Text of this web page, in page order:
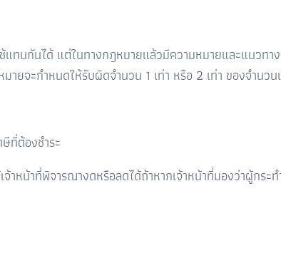
แทนกันได้ แต่ในทางกฎหมายแล้วมีความหมายและแนวท
จะกำหนดให้รับผิดจำนวน 1 เท่า หรือ 2 เท่า ของจำนว
ที่ต้องชำระ
หน้าที่พิจารณางดหรือลดได้ถ้าหากเจ้าหน้าที่มองว่าผู้กร